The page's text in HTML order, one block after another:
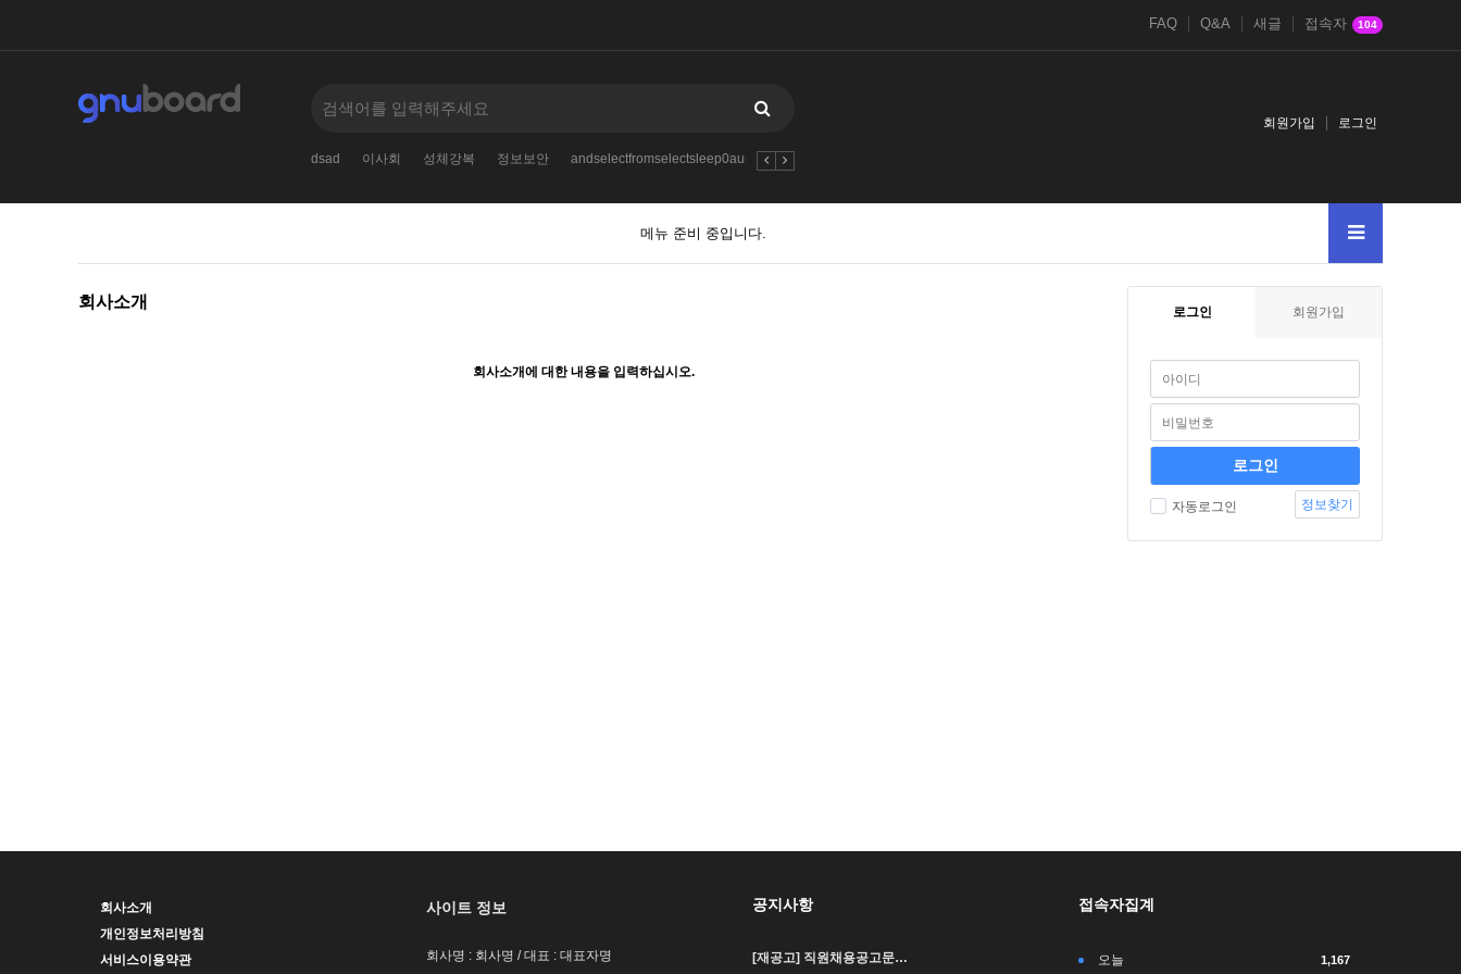
FAQ Q&A 새글 접속자 104
dsad 이사회 성체강복 정보보안 andselectfromselectsleep0aunionselect1
회원가입 로그인
메뉴 준비 중입니다.
회사소개
회사소개에 대한 내용을 입력하십시오.
로그인 회원가입
자동로그인 정보찾기
회사소개
개인정보처리방침
서비스이용약관
사이트 정보
회사명 : 회사명 / 대표 : 대표자명
공지사항
[재공고] 직원채용공고문…
접속자집계
오늘 1,167